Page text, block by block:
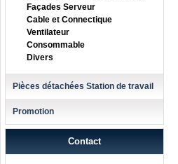
Façades Serveur
Cable et Connectique
Ventilateur
Consommable
Divers
Pièces détachées Station de travail
Promotion
Contact